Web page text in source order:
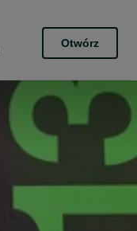
Otwórz